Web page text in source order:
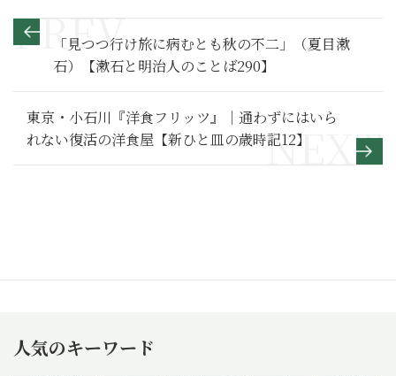
「見つつ行け旅に病むとも秋の不二」（夏目漱
石）【漱石と明治人のことば290】
東京・小石川『洋食フリッツ』｜通わずにはいら
れない復活の洋食屋【新ひと皿の歳時記12】
人気のキーワード